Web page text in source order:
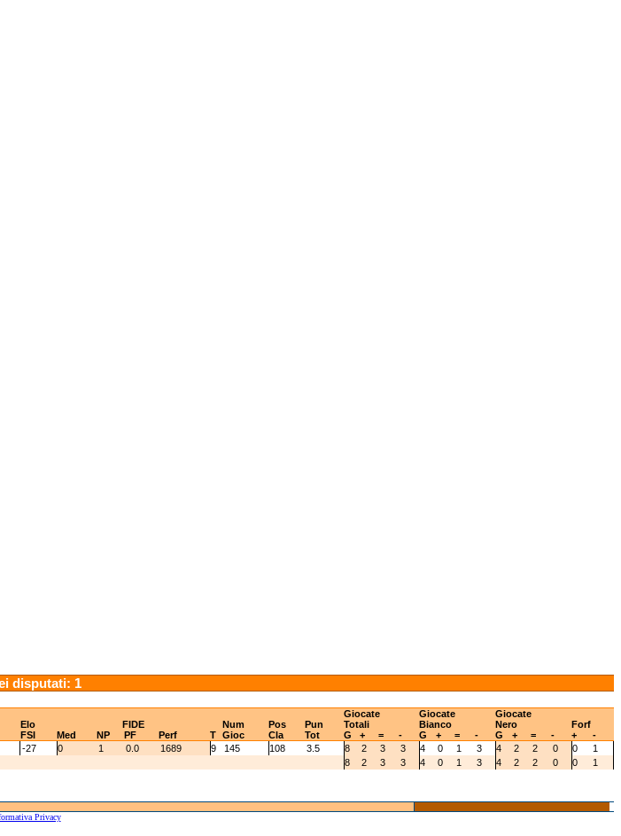
disputati: 1
Elo FIDE Num Pos Pun
Giocate
Totali
Giocate
Bianco
Giocate
Nero
Forf
FSI Med NP PF Perf T Gioc Cla Tot G + = - G + = - G + = - +
-
-27 0 1 0.0 1689 9 145 108 3.5 8 2 3 3 4 0 1 3 4 2 2 0 0
1
8
2 3 3 4 0 1 3 4 2 2 0 0 1
Privacy